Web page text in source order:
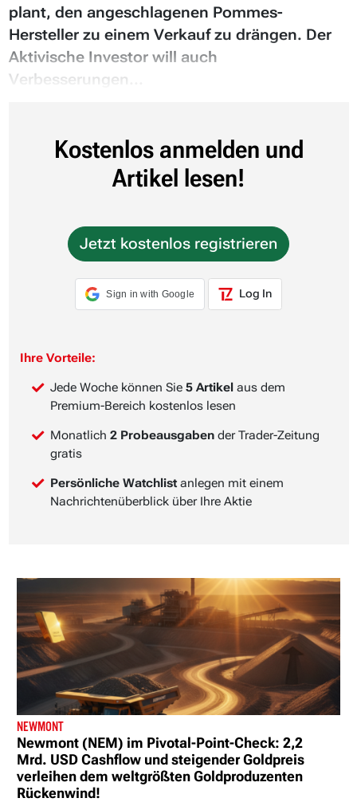
plant, den angeschlagenen Pommes-
Hersteller zu einem Verkauf zu drängen. Der
Aktivische Investor will auch
Verbesserungen...
Kostenlos anmelden und
Artikel lesen!
Jetzt kostenlos registrieren
Sign in with Google Log In
Ihre Vorteile:
Jede Woche können Sie 5 Artikel aus dem
Premium-Bereich kostenlos lesen
Monatlich 2 Probeausgaben der Trader-Zeitung
gratis
Persönliche Watchlist anlegen mit einem
Nachrichtenüberblick über Ihre Aktie
NEWMONT
Newmont (NEM) im Pivotal-Point-Check: 2,2
Mrd. USD Cashflow und steigender Goldpreis
verleihen dem weltgrößten Goldproduzenten
Rückenwind!